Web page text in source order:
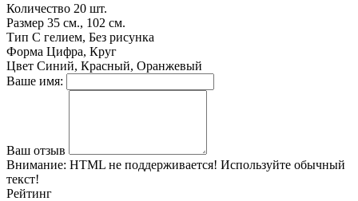
Количество 20 шт.
Размер 35 см., 102 см.
Тип С гелием, Без рисунка
Форма Цифра, Круг
Цвет Синий, Красный, Оранжевый
Ваше имя:
Ваш отзыв
Внимание: HTML не поддерживается! Используйте обычный
текст!
Рейтинг